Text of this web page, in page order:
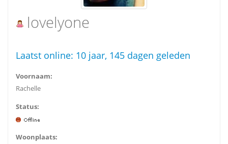
lovelyone
Laatst online: 10 jaar, 145 dagen geleden
Voornaam:
Rachelle
Status:
Woonplaats: